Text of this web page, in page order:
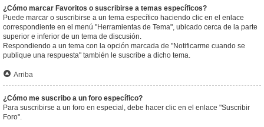
¿Cómo marcar Favoritos o suscribirse a temas específicos?
Puede marcar o suscribirse a un tema específico haciendo clic en el enlace
correspondiente en el menú "Herramientas de Tema", ubicado cerca de la parte
superior e inferior de un tema de discusión.
Respondiendo a un tema con la opción marcada de "Notificarme cuando se
publique una respuesta" también le suscribe a dicho tema.
Arriba
¿Cómo me suscribo a un foro específico?
Para suscribirse a un foro en especial, debe hacer clic en el enlace "Suscribir
Foro".